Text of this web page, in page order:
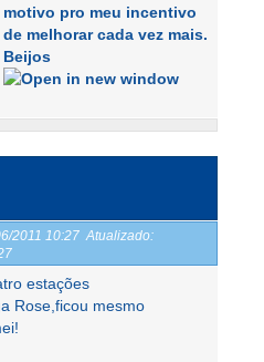
motivo pro meu incentivo
de melhorar cada vez mais.
Beijos
2011 10:27 Atualizado:
estações
Rose,ficou mesmo